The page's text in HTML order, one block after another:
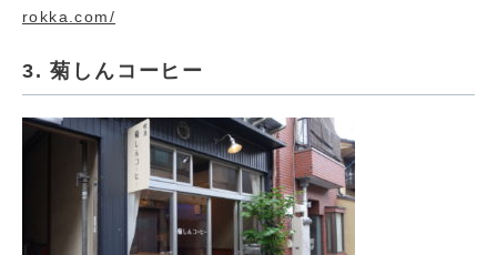
rokka.com/
3. 菊しんコーヒー